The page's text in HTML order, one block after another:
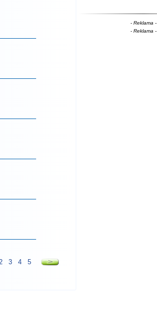
3 4 5
- Reklama -
- Reklama -